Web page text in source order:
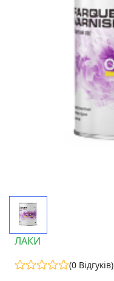
ЛАКИ
(0 Відгуків)